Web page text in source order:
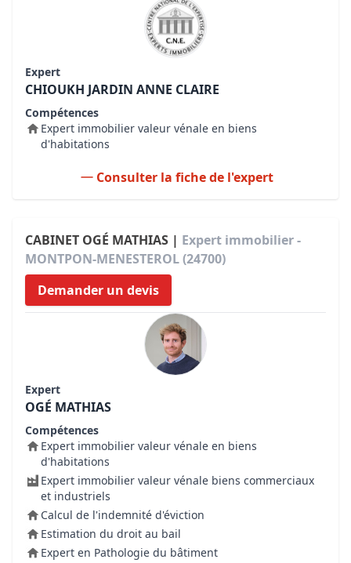
Expert
CHIOUKH JARDIN ANNE CLAIRE
Compétences
Expert immobilier valeur vénale en biens
d'habitations
Consulter la fiche de l'expert
CABINET OGÉ MATHIAS | Expert immobilier -
MONTPON-MENESTEROL (24700)
Demander un devis
Expert
OGÉ MATHIAS
Compétences
Expert immobilier valeur vénale en biens
d'habitations
Expert immobilier valeur vénale biens commerciaux
et industriels
Calcul de l'indemnité d'éviction
Estimation du droit au bail
Expert en Pathologie du bâtiment